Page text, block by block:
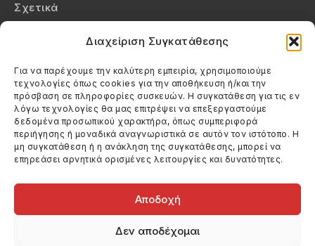
Διαχείριση Συγκατάθεσης
Για να παρέχουμε την καλύτερη εμπειρία, χρησιμοποιούμε
τεχνολογίες όπως cookies για την αποθήκευση ή/και την
πρόσβαση σε πληροφορίες συσκευών. Η συγκατάθεση για τις εν
λόγω τεχνολογίες θα μας επιτρέψει να επεξεργαστούμε
δεδομένα προσωπικού χαρακτήρα, όπως συμπεριφορά
περιήγησης ή μοναδικά αναγνωριστικά σε αυτόν τον ιστότοπο. Η
μη συγκατάθεση ή η ανάκληση της συγκατάθεσης, μπορεί να
επηρεάσει αρνητικά ορισμένες λειτουργίες και δυνατότητες.
Αποδοχή
Δεν αποδέχομαι
Σχετικά
Πολιτική Cookies (ΕΕ)
Στοιχεία Επικοινωνίας
Καλεσέ μας
(+30) 6974123481
Στείλε μας email
info@filmandtheater.gr